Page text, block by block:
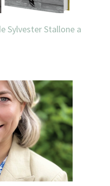
Sylvester Stallone a